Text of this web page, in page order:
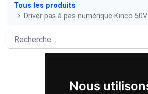
Nous
Tous les produits
Driver pas à pas numérique Kinco